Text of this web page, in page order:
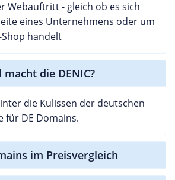
Webauftritt - gleich ob es sich
eines Unternehmens oder um
handelt
die DENIC?
die Kulissen der deutschen
für DE Domains.
im Preisvergleich